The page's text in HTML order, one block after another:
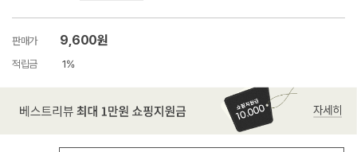
판매가 9,600원
적립금 1%